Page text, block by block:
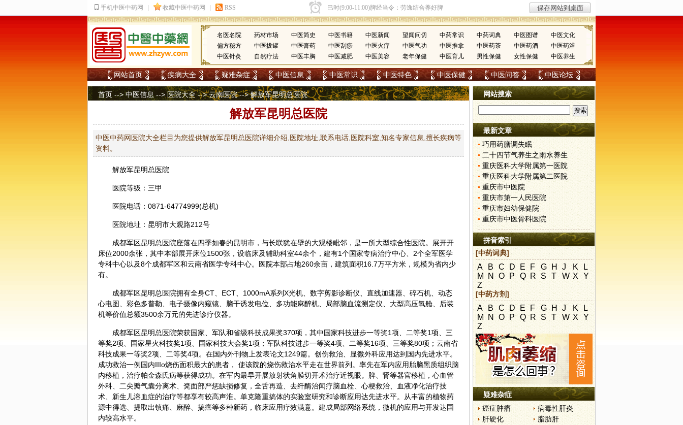
名医名院 药材市场 中医简史 中医书籍 中医新闻 望闻问切 中药常识 中药词典 中医图谱
中医文化
偏方秘方
中医拔罐 中医膏药 中医刮痧 中医火疗 中医气功 中医推拿 中医药茶 中医药酒
中医药浴
中医针灸
自然疗法 中医丰胸 中医减肥 中医美容 老年保健 中医育儿 男性保健 女性保健 中医养生
网站首页 疾病大全 疑难杂症 中医信息 中医常识 中医特色 中医保健 中医问答 中医论坛
首页 -->中医信息 -->医院大全-->云南医院--> 解放军昆明总医院
解放军昆明总医院
中医中药网医院大全栏目为您提供解放军昆明总医院详细介绍,医院地址,联系电话,医院科室,知名专家信息,擅长疾病等
资料。
解放军昆明总医院
医院等级：三甲
医院电话：0871-64774999(总机)
医院地址：昆明市大观路212号
成都军区昆明总医院座落在四季如春的昆明市，与长联犹在壁的大观楼毗邻，是一所大型综合性医院。展开开
床位2000余张，其中本部展开床位1500张，设临床及辅助科室44余个，建有1个国家专病治疗中心、2个全军医学
专科中心以及8个成都军区和云南省医学专科中心。医院本部占地260余亩，建筑面积16.7万平方米，规模为省内少
有。
成都军区昆明总医院拥有全身CT、ECT、1000mA系列X光机、数字剪影诊断仪、直线加速器、碎石机、动态
心电图、彩色多普勒、电子摄像内窥镜、脑干诱发电位、多功能麻醉机、局部脑血流测定仪、大型高压氧舱、后装
机等价值总额3500余万元的先进诊疗仪器。
成都军区昆明总医院荣获国家、军队和省级科技成果奖370项，其中国家科技进步一等奖1项、二等奖1项、三
等奖2项、国家星火科技奖1项、国家科技大会奖1项；军队科技进步一等奖4项、二等奖16项、三等奖80项；云南省
科技成果一等奖2项、二等奖4项。在国内外刊物上发表论文1249篇。创伤救治、显微外科应用达到国内先进水平。
成功救治一例国内IIIo烧伤面积最大的患者， 使该院的烧伤救治水平走在世界前列。率先在军内应用胎脑黑质组织脑
内移植，治疗帕金森氏病等获得成功。在军内最早开展放射状角膜切开术治疗近视眼。脾、肾等器官移植，心血管
外科、二尖瓣气囊分离术、凳面部严惩缺损修复，全舌再造、去纤酶治闻疗脑血栓、心梗救治、血液净化治疗技
术、新生儿溶血症的治疗等都享有较高声淮。单克隆重搞体的实验室研究和诊断应用达先进水平。从丰富的植物药
源中得选、提取出镇痛、麻醉、搞癌等多种新药，临床应用疗效满意。建成局部网络系统，微机的应用与开发达国
内较高水平。
网站搜索
最新文章
巧用药膳调失眠
二十四节气养生之雨水养生
重庆医科大学附属第一医院
重庆医科大学附属第二医院
重庆市中医院
重庆市第一人民医院
重庆市妇幼保健院
重庆市中医骨科医院
拼音索引
[中药词典]
A B C D E F G H J K
L
M N O P Q R S T W X
Y
Z
[中药方剂]
A B C D E F G H J K
L
M N O P Q R S T W X
Y
Z
疑难杂症
癌症肿瘤
病毒性肝炎
肝硬化
脂肪肝